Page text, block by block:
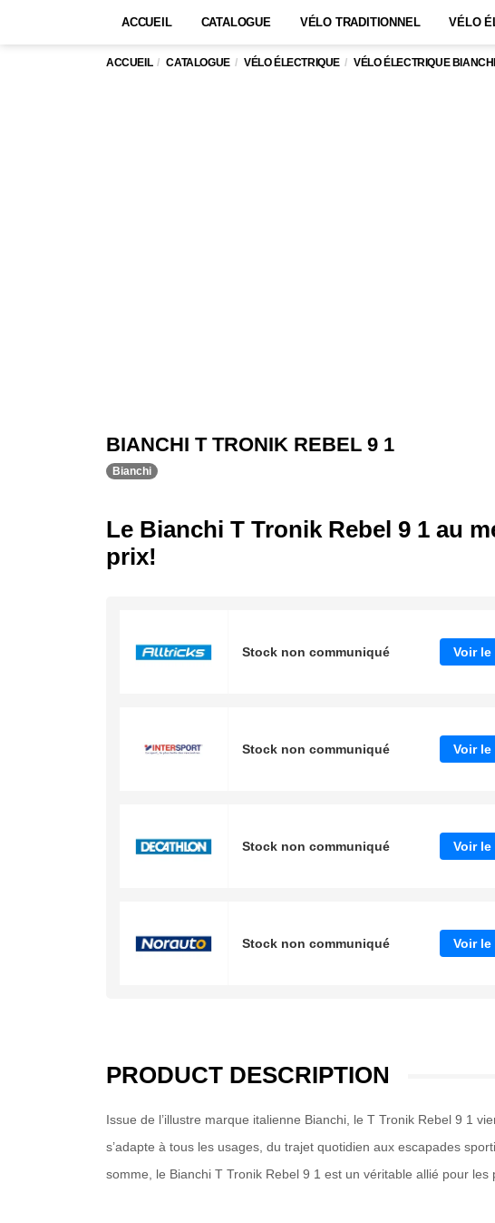
ACCUEIL CATALOGUE VÉLO TRADITIONNEL VÉLO
ACCUEIL CATALOGUE VÉLO ÉLECTRIQUE VÉLO ÉLECTRIQUE BIANCHI
BIANCHI T TRONIK REBEL 9 1
Bianchi
Le Bianchi T Tronik Rebel 9 1 au
prix!
Stock non communiqué Voir
Stock non communiqué Voir
Stock non communiqué Voir
Stock non communiqué Voir
PRODUCT DESCRIPTION
Issue de l’illustre marque italienne Bianchi, le T Tronik Rebel 9 1
s’adapte à tous les usages, du trajet quotidien aux escapades
somme, le Bianchi T Tronik Rebel 9 1 est un véritable allié pour